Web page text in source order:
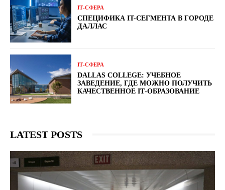
ІТ-СФЕРА
СПЕЦИФИКА IT-СЕГМЕНТА В ГОРОДЕ
ДАЛЛАС
ІТ-СФЕРА
DALLAS COLLEGE: УЧЕБНОЕ
ЗАВЕДЕНИЕ, ГДЕ МОЖНО ПОЛУЧИТЬ
КАЧЕСТВЕННОЕ ІТ-ОБРАЗОВАНИЕ
LATEST POSTS